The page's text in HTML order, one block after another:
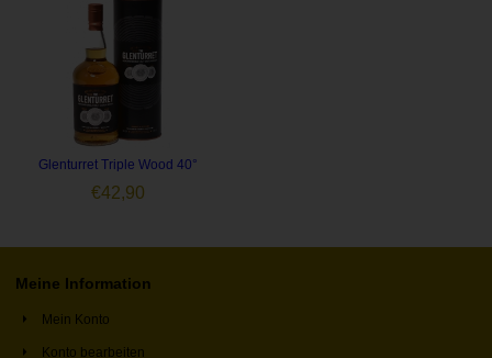
Glenturret Triple Wood 40°
€42,90
Meine Information
Mein Konto
Konto bearbeiten